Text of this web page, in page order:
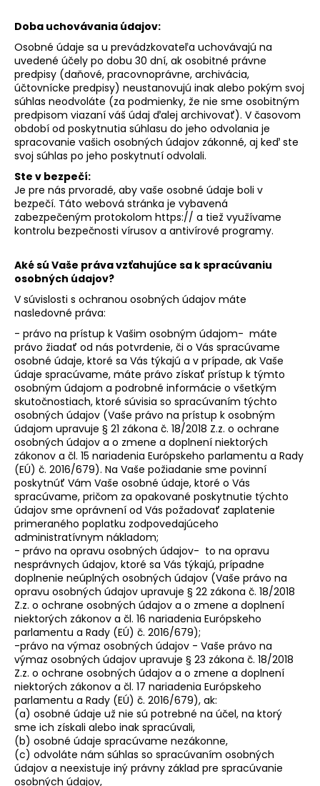
Doba uchovávania údajov:
Osobné údaje sa u prevádzkovateľa uchovávajú na
uvedené účely po dobu 30 dní, ak osobitné právne
predpisy (daňové, pracovnoprávne, archivácia,
účtovnícke predpisy) neustanovujú inak alebo pokým svoj
súhlas neodvoláte (za podmienky, že nie sme osobitným
predpisom viazaní váš údaj ďalej archivovať). V časovom
období od poskytnutia súhlasu do jeho odvolania je
spracovanie vašich osobných údajov zákonné, aj keď ste
svoj súhlas po jeho poskytnutí odvolali.
Ste v bezpečí:
Je pre nás prvoradé, aby vaše osobné údaje boli v
bezpečí. Táto webová stránka je vybavená
zabezpečeným protokolom https:// a tiež využívame
kontrolu bezpečnosti vírusov a antivírové programy.
Aké sú Vaše práva vzťahujúce sa k spracúvaniu
osobných údajov?
V súvislosti s ochranou osobných údajov máte
nasledovné práva:
- právo na prístup k Vašim osobným údajom- máte
právo žiadať od nás potvrdenie, či o Vás spracúvame
osobné údaje, ktoré sa Vás týkajú a v prípade, ak Vaše
údaje spracúvame, máte právo získať prístup k týmto
osobným údajom a podrobné informácie o všetkým
skutočnostiach, ktoré súvisia so spracúvaním týchto
osobných údajov (Vaše právo na prístup k osobným
údajom upravuje § 21 zákona č. 18/2018 Z.z. o ochrane
osobných údajov a o zmene a doplnení niektorých
zákonov a čl. 15 nariadenia Európskeho parlamentu a Rady
(EÚ) č. 2016/679). Na Vaše požiadanie sme povinní
poskytnúť Vám Vaše osobné údaje, ktoré o Vás
spracúvame, pričom za opakované poskytnutie týchto
údajov sme oprávnení od Vás požadovať zaplatenie
primeraného poplatku zodpovedajúceho
administratívnym nákladom;
- právo na opravu osobných údajov- to na opravu
nesprávnych údajov, ktoré sa Vás týkajú, prípadne
doplnenie neúplných osobných údajov (Vaše právo na
opravu osobných údajov upravuje § 22 zákona č. 18/2018
Z.z. o ochrane osobných údajov a o zmene a doplnení
niektorých zákonov a čl. 16 nariadenia Európskeho
parlamentu a Rady (EÚ) č. 2016/679);
-právo na výmaz osobných údajov - Vaše právo na
výmaz osobných údajov upravuje § 23 zákona č. 18/2018
Z.z. o ochrane osobných údajov a o zmene a doplnení
niektorých zákonov a čl. 17 nariadenia Európskeho
parlamentu a Rady (EÚ) č. 2016/679), ak:
(a) osobné údaje už nie sú potrebné na účel, na ktorý
sme ich získali alebo inak spracúvali,
(b) osobné údaje spracúvame nezákonne,
(c) odvoláte nám súhlas so spracúvaním osobných
údajov a neexistuje iný právny základ pre spracúvanie
osobných údajov,